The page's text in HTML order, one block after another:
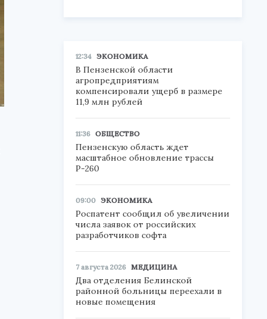
12:34 ЭКОНОМИКА
В Пензенской области
агропредприятиям
компенсировали ущерб в размере
11,9 млн рублей
11:36 ОБЩЕСТВО
Пензенскую область ждет
масштабное обновление трассы
Р-260
09:00 ЭКОНОМИКА
Роспатент сообщил об увеличении
числа заявок от российских
разработчиков софта
7 августа 2026 МЕДИЦИНА
Два отделения Белинской
районной больницы переехали в
новые помещения